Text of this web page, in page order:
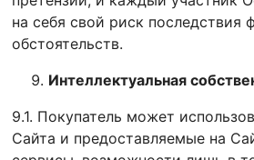
на себя свой риск
обстоятельств.
Интеллектуальная
9.1. Покупатель может
Сайта и предоставляемые на